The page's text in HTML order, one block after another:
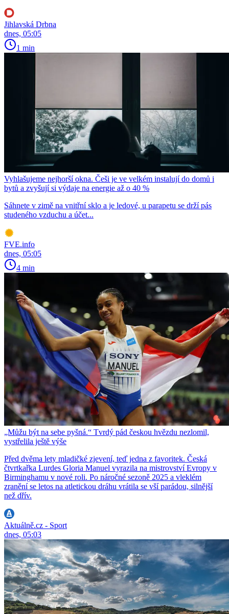
Jihlavská Drbna
dnes, 05:05
1 min
Vyhlašujeme nejhorší okna. Češi je ve velkém instalují do domů i
bytů a zvyšují si výdaje na energie až o 40 %
Sáhnete v zimě na vnitřní sklo a je ledové, u parapetu se drží pás
studeného vzduchu a účet...
FVE.info
dnes, 05:05
4 min
„Můžu být na sebe pyšná.“ Tvrdý pád českou hvězdu nezlomil,
vystřelila ještě výše
Před dvěma lety mladičké zjevení, teď jedna z favoritek. Česká
čtvrtkařka Lurdes Gloria Manuel vyrazila na mistrovství Evropy v
Birminghamu v nové roli. Po náročné sezoně 2025 a vleklém
zranění se letos na atletickou dráhu vrátila se vší parádou, silnější
než dřív.
Aktuálně.cz - Sport
dnes, 05:03